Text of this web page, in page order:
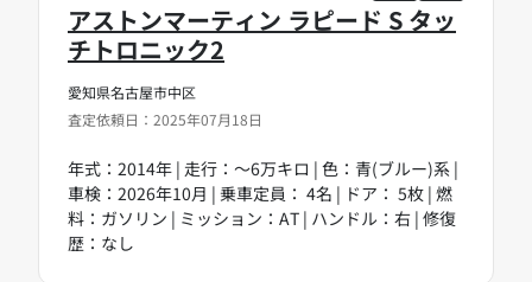
愛知県名古屋市中区
査定依頼日：2025年07月18日
アストンマーティン ラピード S タッ
チトロニック2
年式：2014年 | 走行：～6万キロ | 色：青(ブルー)系 |
車検：2026年10月 | 乗車定員： 4名 | ドア： 5枚 | 燃
料：ガソリン | ミッション：AT | ハンドル：右 | 修復
歴：なし